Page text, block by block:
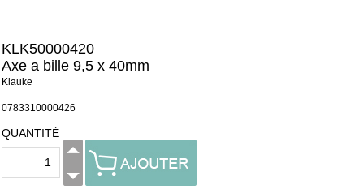
KLK50000420
Axe a bille 9,5 x 40mm
Klauke
0783310000426
QUANTITÉ